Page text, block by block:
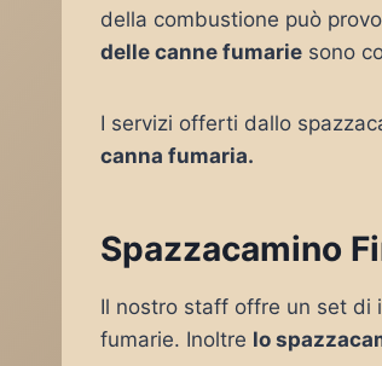
della combustione può
delle canne fumarie sono
I servizi offerti dallo
canna fumaria.
Spazzacamino
Il nostro staff offre un set di
fumarie. Inoltre lo